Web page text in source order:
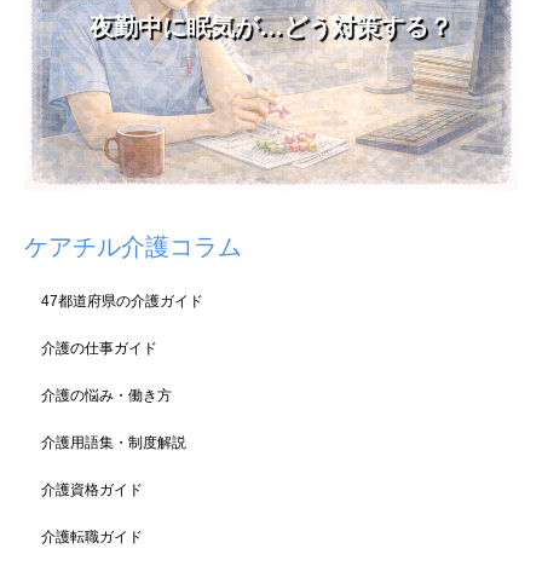
夜勤中に眠気が…どう対策する？
ケアチル介護コラム
47都道府県の介護ガイド
介護の仕事ガイド
介護の悩み・働き方
介護用語集・制度解説
介護資格ガイド
介護転職ガイド